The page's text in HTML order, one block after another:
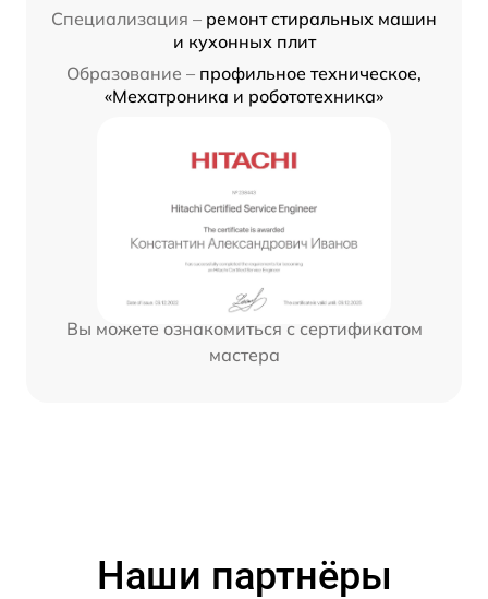
Специализация – ремонт стиральных машин
и кухонных плит
Образование – профильное техническое,
«Мехатроника и робототехника»
Вы можете ознакомиться с сертификатом
мастера
Наши партнёры